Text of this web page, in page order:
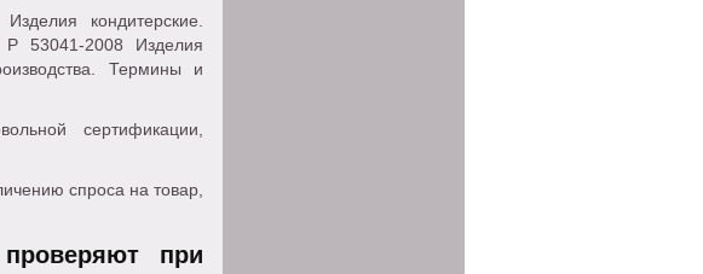
кондитерские.
53041-2008 Изделия
Термины и
сертификации,
спроса на товар,
проверяют при